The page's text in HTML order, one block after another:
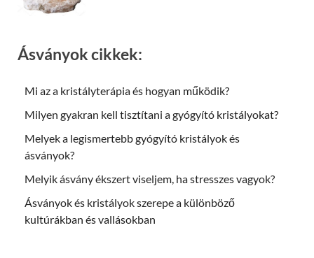
Ásványok cikkek:
Mi az a kristályterápia és hogyan működik?
Milyen gyakran kell tisztítani a gyógyító kristályokat?
Melyek a legismertebb gyógyító kristályok és
ásványok?
Melyik ásvány ékszert viseljem, ha stresszes vagyok?
Ásványok és kristályok szerepe a különböző
kultúrákban és vallásokban